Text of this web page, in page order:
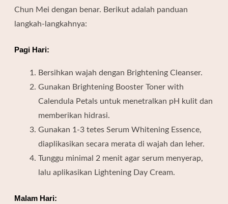
Chun Mei dengan benar. Berikut adalah panduan
langkah-langkahnya:
Pagi Hari:
Bersihkan wajah dengan Brightening Cleanser.
Gunakan Brightening Booster Toner with
Calendula Petals untuk menetralkan pH kulit dan
memberikan hidrasi.
Gunakan 1-3 tetes Serum Whitening Essence,
diaplikasikan secara merata di wajah dan leher.
Tunggu minimal 2 menit agar serum menyerap,
lalu aplikasikan Lightening Day Cream.
Malam Hari: